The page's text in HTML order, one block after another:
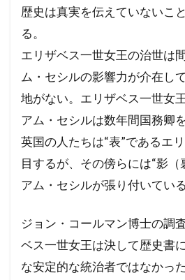
歴史は真実を伝えていないこ
る。
エリザベス一世女王の治世は
ム・セシルの影響力が介在し
地がない。エリザベス一世女
アム・セシルは数年間国務卿
英国の人たちは“表”であるエ
目するが、その傍らには“影（
アム・セシルが張り付いてい
ジョン・コールマン博士の調
ベス一世女王は決して歴史書
な安定的な統治者ではなかっ